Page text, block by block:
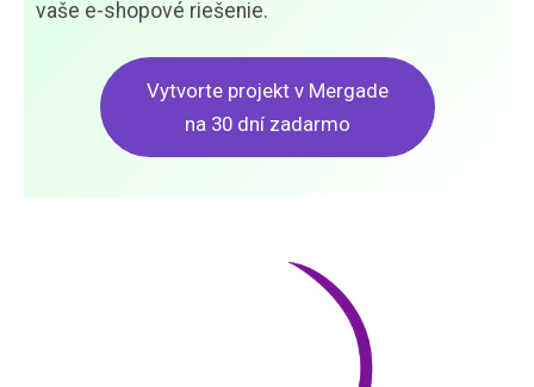
vaše e-shopové riešenie.
Vytvorte projekt v Mergade
na 30 dní zadarmo